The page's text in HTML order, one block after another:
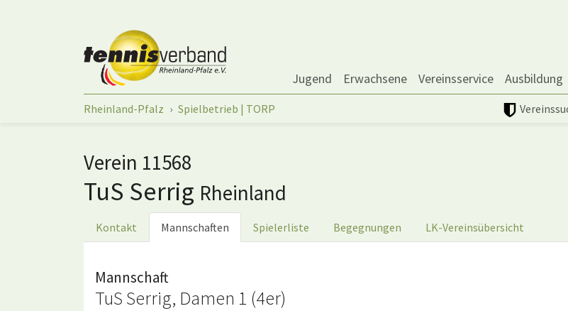
Jugend Erwachsene Vereinsservice Ausbildung
Sie sind hier:
Rheinland-Pfalz Spielbetrieb | TORP
Verein 11568
TuS Serrig Rheinland
Kontakt Mannschaften Spielerliste Begegnungen LK-Vereinsübersicht
Mannschaft
TuS Serrig, Damen 1 (4er)